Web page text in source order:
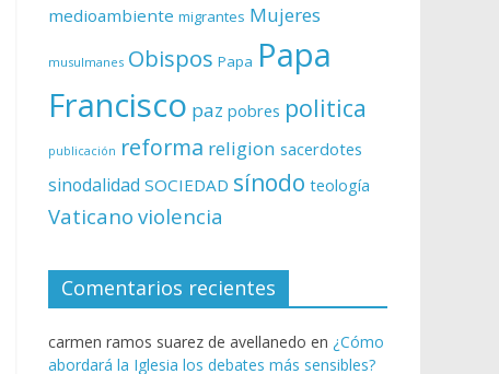
medioambiente migrantes Mujeres
musulmanes Obispos Papa Papa
Francisco paz pobres politica
publicación reforma religion sacerdotes
sinodalidad SOCIEDAD sínodo teología
Vaticano violencia
Comentarios recientes
carmen ramos suarez de avellanedo en ¿Cómo
abordará la Iglesia los debates más sensibles?